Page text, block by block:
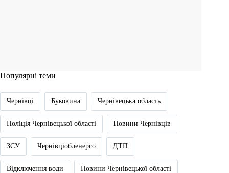
Популярні теми
Чернівці Буковина Чернівецька область
Поліція Чернівецької області Новини Чернівців
ЗСУ Чернівціобленерго ДТП
Відключення води Новини Чернівецької області